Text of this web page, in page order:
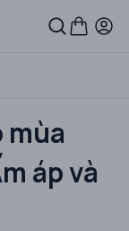
mùa
áp và